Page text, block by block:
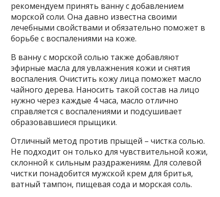
рекомендуем принять ванну с добавлением
морской соли. Она давно известна своими
лечебными свойствами и обязательно поможет в
борьбе с воспалениями на коже.
В ванну с морской солью также добавляют
эфирные масла для увлажнения кожи и снятия
воспаления. Очистить кожу лица поможет масло
чайного дерева. Наносить такой состав на лицо
нужно через каждые 4 часа, масло отлично
справляется с воспалениями и подсушивает
образовавшиеся прыщики.
Отличный метод против прыщей – чистка солью.
Не подходит он только для чувствительной кожи,
склонной к сильным раздражениям. Для солевой
чистки понадобится мужской крем для бритья,
ватный тампон, пищевая сода и морская соль.